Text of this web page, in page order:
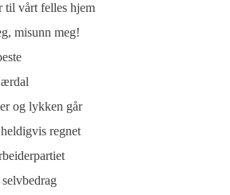
til vårt felles hjem
misunn meg!
og lykken går
regnet